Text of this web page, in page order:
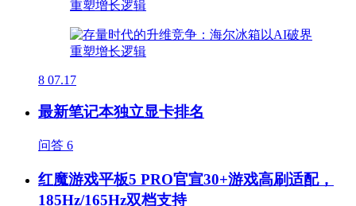
8 07.17
最新笔记本独立显卡排名
问答 6
红魔游戏平板5 PRO官宣30+游戏高刷适配，
185Hz/165Hz双档支持